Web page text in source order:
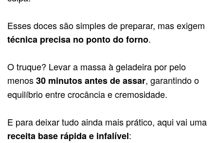
Esses doces são simples de preparar, mas exigem
técnica precisa no ponto do forno.
O truque? Levar a massa à geladeira por pelo
menos30 minutos antes de assar, garantindo o
equilíbrio entre crocância e cremosidade.
E para deixar tudo ainda mais prático, aqui vai uma
receita base rápida e infalível: